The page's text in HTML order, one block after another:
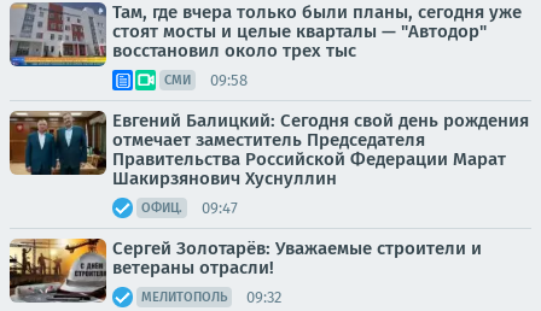
Там, где вчера только были планы, сегодня уже
стоят мосты и целые кварталы — "Автодор"
восстановил около трех тыс
СМИ 09:58
Евгений Балицкий: Сегодня свой день рождения
отмечает заместитель Председателя
Правительства Российской Федерации Марат
Шакирзянович Хуснуллин
ОФИЦ. 09:47
Сергей Золотарёв: Уважаемые строители и
ветераны отрасли!
МЕЛИТОПОЛЬ 09:32